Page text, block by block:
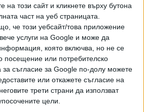
на този сайт и кликнете върху бутона
част на уеб страницата.
че този уебсайт/това приложение
услуги на Google и може да
която включва, но не се
посещение или потребителско
съгласие за Google по-долу можете
или откажете съгласие на
трети страни да използват
цели.
на едно или няколко
че на практика
извън обхвата му.
срещу Василев, съпругата му,
с него фирми, част от тях
в Софийския градски съд през
тях е за 2.2 млрд. лв. 2 години